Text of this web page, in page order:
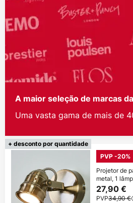
A maior seleção de marcas
Uma vasta gama de mais de
+ desconto por quantidade
PVP -20%
Projetor de
metal, 1
27,90 €
PVP34,90 €